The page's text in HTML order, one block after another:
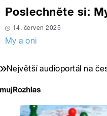
Poslechněte si:
14. červen 2025
My a oni
Největší audioportál na